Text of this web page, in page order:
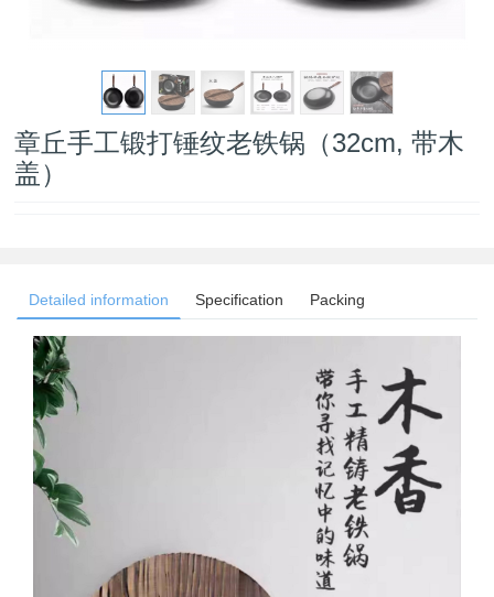
章丘手工锻打锤纹老铁锅（32cm, 带木
盖）
Detailed information Specification Packing